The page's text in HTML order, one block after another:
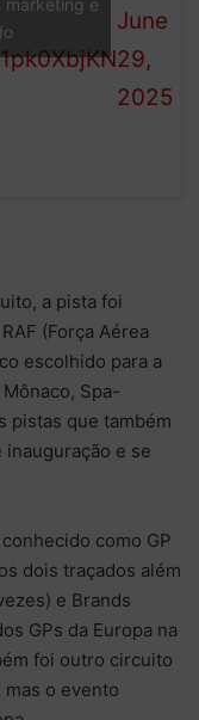
June
29,
2025
a pista foi
(Força Aérea
escolhido para a
Spa-
pistas que também
e se
como GP
dois traçados além
e Brands
GPs da Europa na
foi outro circuito
mas o evento